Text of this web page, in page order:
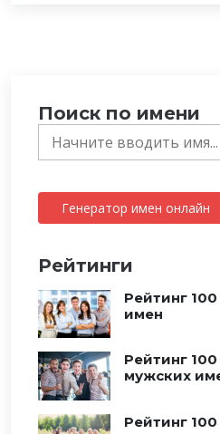
Поиск по имени
Генератор имен онлайн
Рейтинги
Рейтинг
имен
Рейтинг
мужских
Рейтинг